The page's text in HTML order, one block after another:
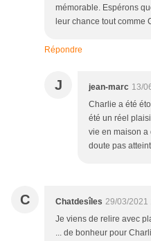
mémorable. Espérons
leur chance tout comme
Répondre
J jean-marc 13/
Charlie a été
été un réel
vie en maison a
doute pas
C Chatdesîles 29/03/2021
Je viens de relire avec
... de bonheur pour